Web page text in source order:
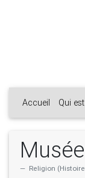
Accueil Qui
Religion